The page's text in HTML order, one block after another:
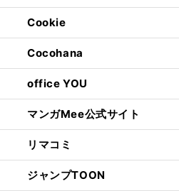
Cookie
Cocohana
office YOU
マンガMee公式サイト
リマコミ
ジャンプTOON